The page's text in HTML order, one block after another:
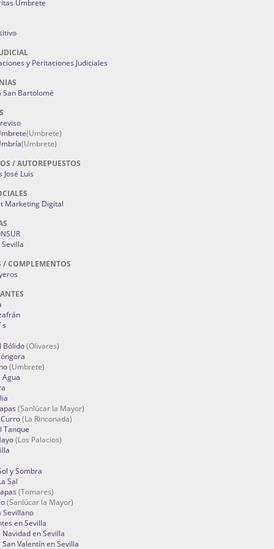
Umbrete
y Peritaciones Judiciales
San Bartolomé
(Umbrete)
(Umbrete)
/ AUTOREPUESTOS
José Luis
Marketing Digital
/ COMPLEMENTOS
Bólido(Olivares)
(Umbrete)
(Sanlúcar la Mayor)
(La Rinconada)
Tanque
(Los Palacios)
y Sombra
Sal
(Tomares)
(Sanlúcar la Mayor)
Sevillano
en Sevilla
Navidad en Sevilla
Valentín en Sevilla